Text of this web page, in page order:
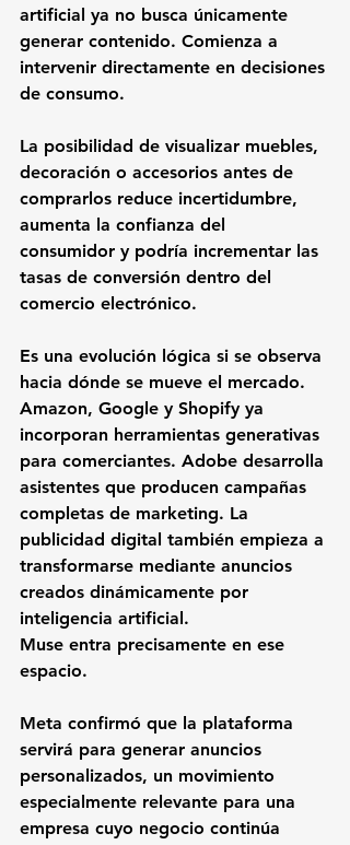
artificial ya no busca únicamente
generar contenido. Comienza a
intervenir directamente en decisiones
de consumo.
La posibilidad de visualizar muebles,
decoración o accesorios antes de
comprarlos reduce incertidumbre,
aumenta la confianza del
consumidor y podría incrementar las
tasas de conversión dentro del
comercio electrónico.
Es una evolución lógica si se observa
hacia dónde se mueve el mercado.
Amazon, Google y Shopify ya
incorporan herramientas generativas
para comerciantes. Adobe desarrolla
asistentes que producen campañas
completas de marketing. La
publicidad digital también empieza a
transformarse mediante anuncios
creados dinámicamente por
inteligencia artificial.
Muse entra precisamente en ese
espacio.
Meta confirmó que la plataforma
servirá para generar anuncios
personalizados, un movimiento
especialmente relevante para una
empresa cuyo negocio continúa